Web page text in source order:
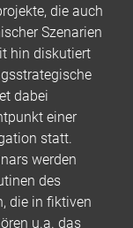
die auch
Szenarien
hin diskutiert
dabei
einer
statt.
werden
des
die in fiktiven
u.a. das